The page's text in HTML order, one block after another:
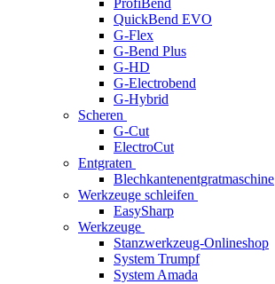
ProfiBend
QuickBend EVO
G-Flex
G-Bend Plus
G-HD
G-Electrobend
G-Hybrid
Scheren
G-Cut
ElectroCut
Entgraten
Blechkantenentgratmaschine
Werkzeuge schleifen
EasySharp
Werkzeuge
Stanzwerkzeug-Onlineshop
System Trumpf
System Amada